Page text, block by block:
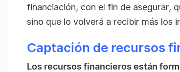
financiación, con el fin de asegurar,
sino que lo volverá a recibir más los
Captación de recursos
Los recursos financieros están